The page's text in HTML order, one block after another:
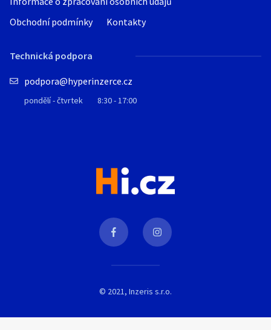
Obchodní podmínky
Kontakty
Technická podpora
podpora@hyperinzerce.cz
pondělí - čtvrtek 8:30 - 17:00
© 2021, Inzeris s.r.o.